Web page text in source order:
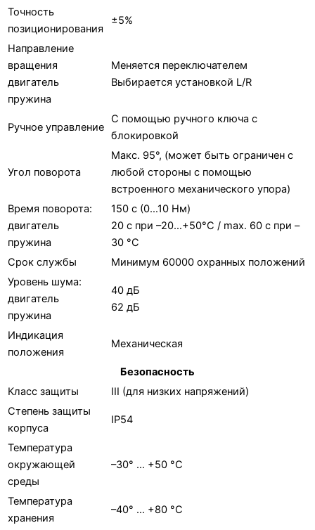
Точность
позиционирования
±5%
Направление
вращения
двигатель
пружина
Меняется переключателем
Выбирается установкой L/R
Ручное управление
С помощью ручного ключа с
блокировкой
Угол поворота
Макс. 95°, (может быть ограничен с
любой стороны c помощью
встроенного механического упора)
Время поворота:
двигатель
пружина
150 с (0…10 Нм)
20 с при –20…+50°С / max. 60 с при –
30 °С
Срок службы
Минимум 60000 охранных положений
Уровень шума:
двигатель
пружина
40 дБ
62 дБ
Индикация
положения
Механическая
Безопасность
Класс защиты
III (для низких напряжений)
Степень защиты
корпуса
IP54
Температура
окружающей
cреды
–30° … +50 °C
Температура
хранения
–40° … +80 °C